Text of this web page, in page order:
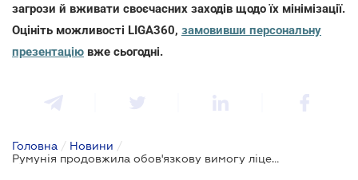
загрози й вживати своєчасних заходів щодо їх мінімізації.
Оцініть можливості LIGA360, замовивши персональну
презентацію вже сьогодні.
Головна / Новини /
Румунія продовжила обов'язкову вимогу ліцензування української агропродукції